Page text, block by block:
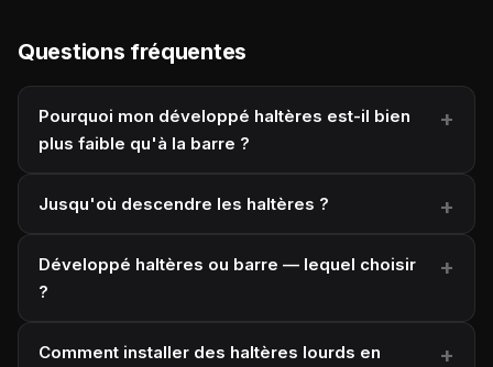
Questions fréquentes
Pourquoi mon développé haltères est-il bien
plus faible qu'à la barre ?
Jusqu'où descendre les haltères ?
Développé haltères ou barre — lequel choisir
?
Comment installer des haltères lourds en